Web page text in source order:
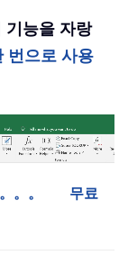
능을 자랑
번으로 사용
。。
무료